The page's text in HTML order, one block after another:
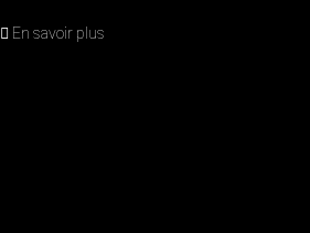
En savoir plus